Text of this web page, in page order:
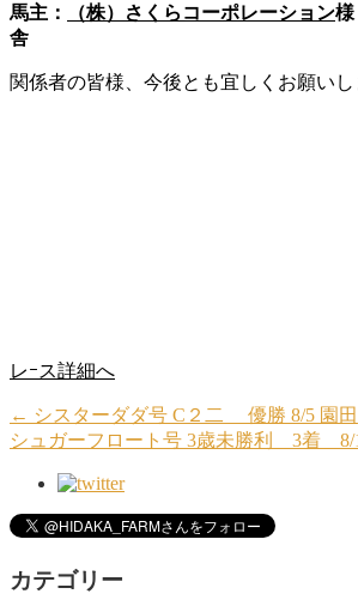
馬主： （株）さくらコーポレーション
舎
関係者の皆様、今後とも宜しくお願いし
レｰス詳細へ
← シスターダダ号 C２二 優勝 8/5 園田
シュガーフロート号 3歳未勝利 3着 8/
カテゴリー